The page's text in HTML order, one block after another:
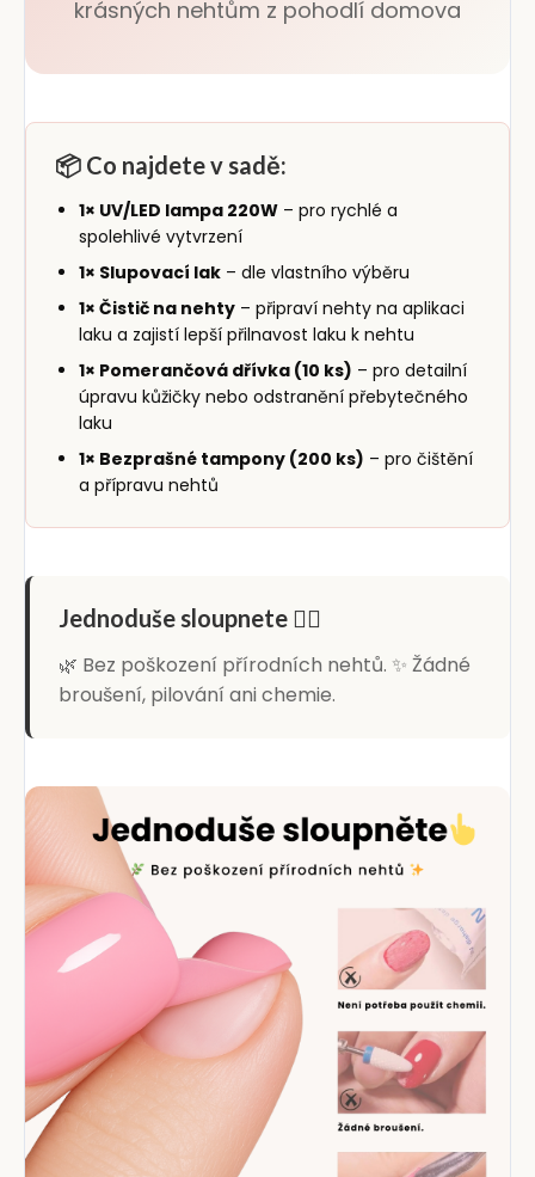
krásných nehtům z pohodlí domova
📦 Co najdete v sadě:
1× UV/LED lampa 220W – pro rychlé a
spolehlivé vytvrzení
1× Slupovací lak – dle vlastního výběru
1× Čistič na nehty – připraví nehty na aplikaci
laku a zajistí lepší přilnavost laku k nehtu
1× Pomerančová dřívka (10 ks) – pro detailní
úpravu kůžičky nebo odstranění přebytečného
laku
1× Bezprašné tampony (200 ks) – pro čištění
a přípravu nehtů
Jednoduše sloupnete 👆🏻
🌿 Bez poškození přírodních nehtů. ✨ Žádné
broušení, pilování ani chemie.